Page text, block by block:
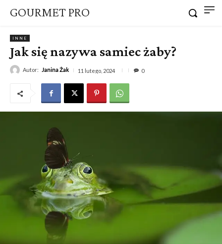
GOURMET PRO
INNE
Jak się nazywa samiec żaby?
Autor: Janina Żak 11 lutego, 2024 0